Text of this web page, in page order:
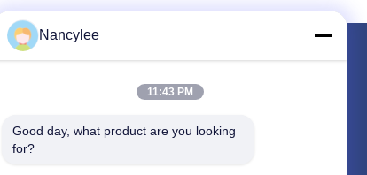
complex betrouwbare kwaliteit
ons
ons uw vereiste weten. We zullen de beste producten met u
Nancylee
11:43 PM
Good day, what product are you looking
for?